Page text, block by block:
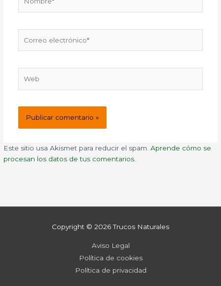
electrónico*
Este sitio usa Akismet para reducir el spam.Aprende cómo se
procesan los datos de tus comentarios.
Copyright © 2026Trucos Naturales
Aviso Legal
Política de cookies
Política de privacidad